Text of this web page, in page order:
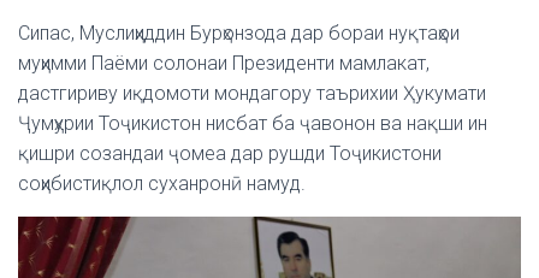
Сипас, Муслиҳиддин Бурҳонзода дар бораи нуқтаҳои
муҳимми Паёми солонаи Президенти мамлакат,
дастгириву иқдомоти мондагору таърихии Ҳукумати
Ҷумҳурии Тоҷикистон нисбат ба ҷавонон ва нақши ин
қишри созандаи ҷомеа дар рушди Тоҷикистони
соҳибистиқлол суханронӣ намуд.